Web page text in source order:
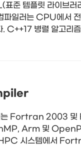
준 템플릿 라이브러
일러는 CPU에서 전
. C++17 병렬 알고
Fortran 2003 및
Arm 및
시스템에서